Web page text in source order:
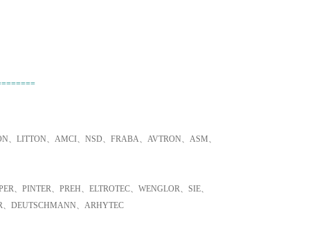
、LITTON、AMCI、NSD、FRABA、AVTRON、ASM、
PINTER、PREH、ELTROTEC、WENGLOR、SIE、
、DEUTSCHMANN、ARHYTEC